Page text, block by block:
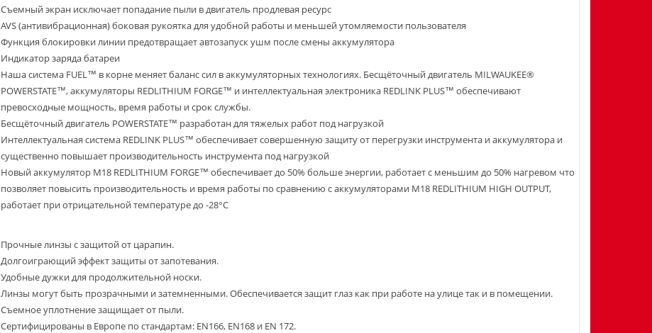
Съемный экран исключает попадание пыли в двигатель продлевая ресурс
AVS (антивибрационная) боковая рукоятка для удобной работы и меньшей утомляемости пользователя
Функция блокировки линии предотвращает автозапуск ушм после смены аккумулятора
Индикатор заряда батареи
Наша система FUEL™ в корне меняет баланс сил в аккумуляторных технологиях. Бесщёточный двигатель MILWAUKEE®
POWERSTATE™, аккумуляторы REDLITHIUM FORGE™ и интеллектуальная электроника REDLINK PLUS™ обеспечивают
превосходные мощность, время работы и срок службы.
Бесщёточный двигатель POWERSTATE™ разработан для тяжелых работ под нагрузкой
Интеллектуальная система REDLINK PLUS™ обеспечивает совершенную защиту от перегрузки инструмента и аккумулятора и
существенно повышает производительность инструмента под нагрузкой
Новый аккумулятор M18 REDLITHIUM FORGE™ обеспечивает до 50% больше энергии, работает с меньшим до 50% нагревом что
позволяет повысить производительность и время работы по сравнению с аккумуляторами M18 REDLITHIUM HIGH OUTPUT,
работает при отрицательной температуре до -28°С
Прочные линзы с защитой от царапин.
Долгоиграющий эффект защиты от запотевания.
Удобные дужки для продолжительной носки.
Линзы могут быть прозрачными и затемненными. Обеспечивается защит глаз как при работе на улице так и в помещении.
Съемное уплотнение защищает от пыли.
Сертифицированы в Европе по стандартам: EN166, EN168 и EN 172.